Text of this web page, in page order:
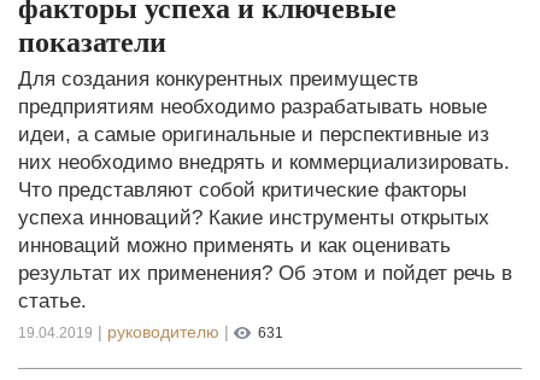
факторы успеха и ключевые
показатели
Для создания конкурентных преимуществ
предприятиям необходимо разрабатывать новые
идеи, а самые оригинальные и перспективные из
них необходимо внедрять и коммерциализировать.
Что представляют собой критические факторы
успеха инноваций? Какие инструменты открытых
инноваций можно применять и как оценивать
результат их применения? Об этом и пойдет речь в
статье.
19.04.2019 | руководителю | 631